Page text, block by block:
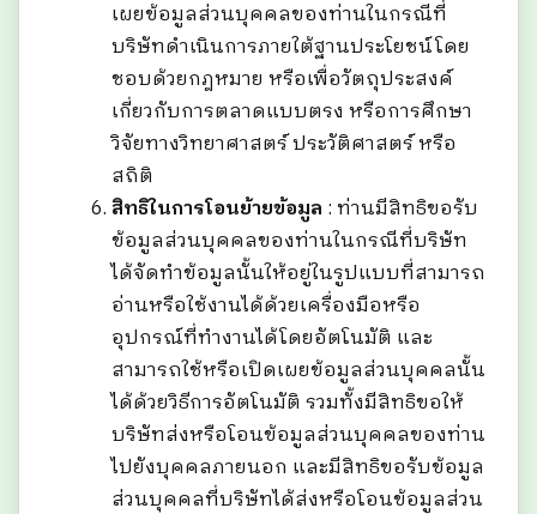
เผยข้อมูลส่วนบุคคลของท่านในกรณีที่
บริษัทดำเนินการภายใต้ฐานประโยชน์โดย
ชอบด้วยกฎหมาย หรือเพื่อวัตถุประสงค์
เกี่ยวกับการตลาดแบบตรง หรือการศึกษา
วิจัยทางวิทยาศาสตร์ ประวัติศาสตร์ หรือ
สถิติ
สิทธิในการโอนย้ายข้อมูล : ท่านมีสิทธิขอรับ
ข้อมูลส่วนบุคคลของท่านในกรณีที่บริษัท
ได้จัดทำข้อมูลนั้นให้อยู่ในรูปแบบที่สามารถ
อ่านหรือใช้งานได้ด้วยเครื่องมือหรือ
อุปกรณ์ที่ทำงานได้โดยอัตโนมัติ และ
สามารถใช้หรือเปิดเผยข้อมูลส่วนบุคคลนั้น
ได้ด้วยวิธีการอัตโนมัติ รวมทั้งมีสิทธิขอให้
บริษัทส่งหรือโอนข้อมูลส่วนบุคคลของท่าน
ไปยังบุคคลภายนอก และมีสิทธิขอรับข้อมูล
ส่วนบุคคลที่บริษัทได้ส่งหรือโอนข้อมูลส่วน